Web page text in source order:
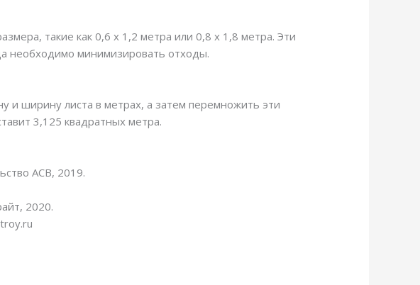
такие как 0,6 х 1,2 метра или 0,8 х 1,8 метра. Эти
необходимо минимизировать отходы.
ширину листа в метрах, а затем перемножить эти
3,125 квадратных метра.
АСВ, 2019.
2020.